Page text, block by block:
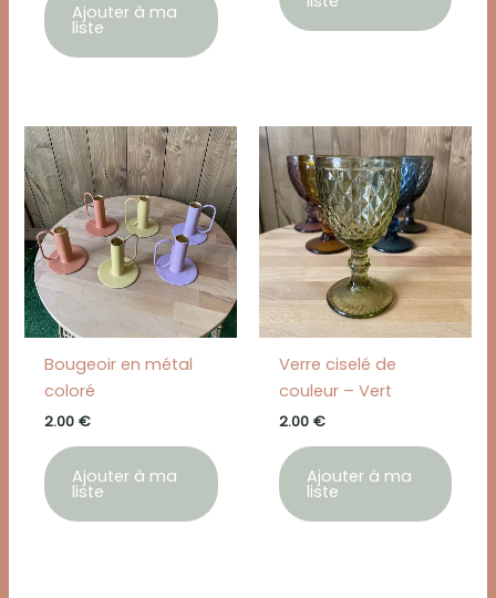
Ajouter à ma
liste
Bougeoir en métal
coloré
2.00 €
Ajouter à ma
liste
Verre ciselé de
couleur – Vert
2.00 €
Ajouter à ma
liste